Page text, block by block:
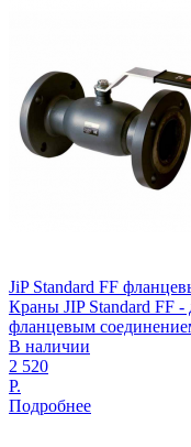
JiP Standard FF
Краны JIP Standard FF -
фланцевым
В наличии
2 520
Р.
Подробнее